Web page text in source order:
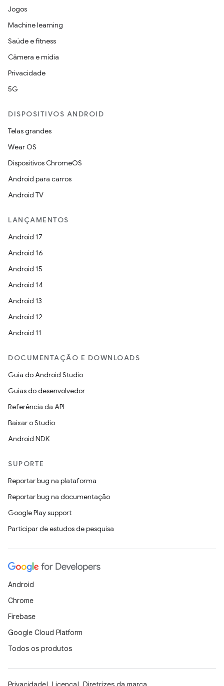
Jogos
Machine learning
Saúde e fitness
Câmera e mídia
Privacidade
5G
DISPOSITIVOS ANDROID
Telas grandes
Wear OS
Dispositivos ChromeOS
Android para carros
Android TV
LANÇAMENTOS
Android 17
Android 16
Android 15
Android 14
Android 13
Android 12
Android 11
DOCUMENTAÇÃO E DOWNLOADS
Guia do Android Studio
Guias do desenvolvedor
Referência da API
Baixar o Studio
Android NDK
SUPORTE
Reportar bug na plataforma
Reportar bug na documentação
Google Play support
Participar de estudos de pesquisa
Android
Chrome
Firebase
Google Cloud Platform
Todos os produtos